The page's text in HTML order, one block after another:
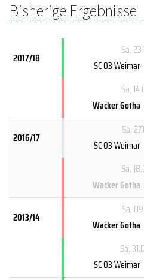
Bisherige Ergebnisse
2017/18
Sa,
SC 03 Weimar
Sa,
Wacker Gotha
2016/17
Sa,
SC 03 Weimar
Sa,
Wacker Gotha
2013/14
Sa,
Wacker Gotha
Sa,
SC 03 Weimar